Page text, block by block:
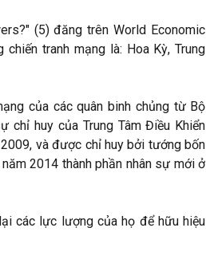
(5) đăng trên World Economic
tranh mạng là: Hoa Kỳ, Trung
của các quân binh chủng từ Bộ
chỉ huy của Trung Tâm Điều Khiển
và được chỉ huy bởi tướng bốn
2014 thành phần nhân sự mới ở
các lực lượng của họ để hữu hiệu